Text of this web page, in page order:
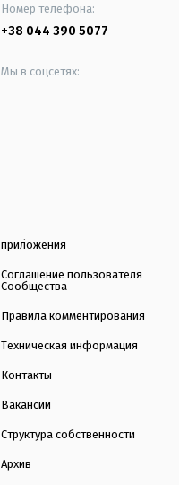
Номер телефона:
+38 044 390 5077
Мы в соцсетях:
приложения
Соглашение пользователя
Сообщества
Правила комментирования
Техническая информация
Контакты
Вакансии
Структура собственности
Архив